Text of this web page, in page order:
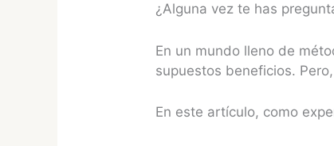
¿Alguna vez te has
En un mundo lleno de
supuestos beneficios.
En este artículo, como